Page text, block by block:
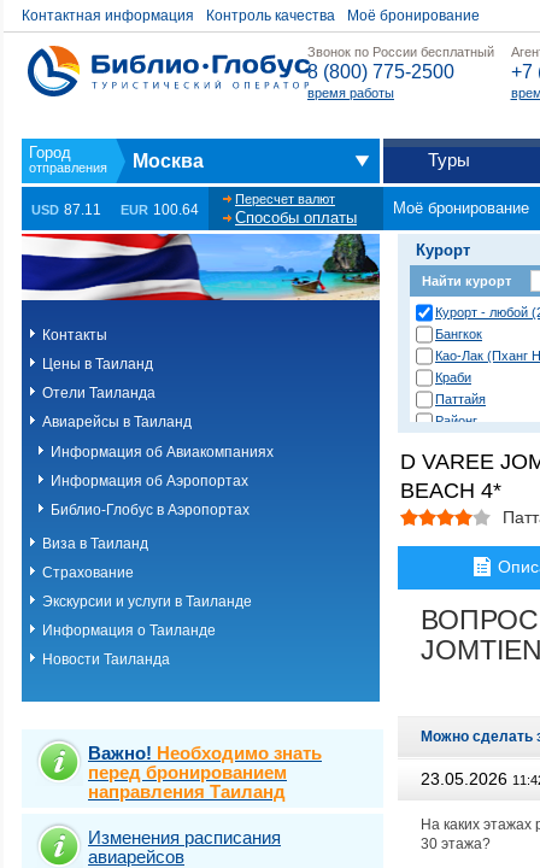
Контактная информация Контроль качества Моё бронирование
Звонок по России бесплатный
8 (800) 775-2500
время работы
+7
Москва Туры
USD 87.11 EUR 100.64
Пересчет валют
Способы оплаты
Моё бронирование
Контакты
Цены в Таиланд
Отели Таиланда
Авиарейсы в Таиланд
Информация об Авиакомпаниях
Информация об Аэропортах
Библио-Глобус в Аэропортах
Виза в Таиланд
Страхование
Экскурсии и услуги в Таиланде
Информация о Таиланде
Новости Таиланда
Важно! Необходимо знать
перед бронированием
направления Таиланд
Изменения расписания
авиарейсов
Курорт
Найти курорт
Курорт - любой
Бангкок
Као-Лак (Пханг
Краби
Паттайя
Районг
о. Пханган
о.Ланта
о.Пхи-Пхи
о.Пхукет.
о.Пхукет. Пляж
о.Пхукет. Пляж
о.Пхукет. Пляж
о.Пхукет. Пляж
о.Пхукет. Пляж
о.Пхукет. Пляж
о.Пхукет. Пляж
о.Пхукет. Пляж
о.Самет
D VAREE
BEACH 4*
Можно сделать
23.05.2026
На каких этажах
30 этажа?